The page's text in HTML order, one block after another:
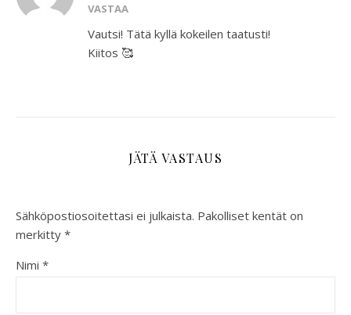
VASTAA
Vautsi! Tätä kyllä kokeilen taatusti!
Kiitos 🥰
JÄTÄ VASTAUS
Sähköpostiosoitettasi ei julkaista. Pakolliset kentät on
merkitty *
Nimi *